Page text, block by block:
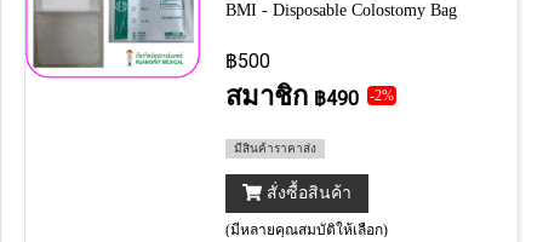
BMI - Disposable Colostomy Bag
฿500
สมาชิก ฿490 -2%
มีสินค้าราคาส่ง
สั่งซื้อสินค้า
(มีหลายคุณสมบัติให้เลือก)